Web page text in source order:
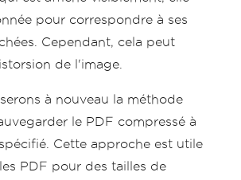
pour correspondre à ses
Cependant, cela peut
de l'image.
à nouveau la méthode
le PDF compressé à
Cette approche est utile
PDF pour des tailles de